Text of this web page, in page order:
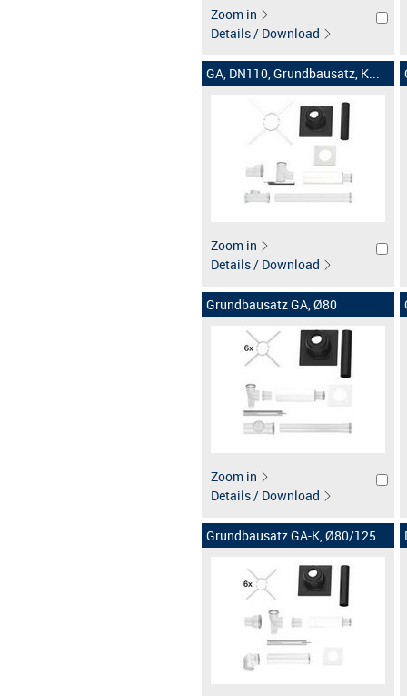
Zoom in
Details / Download
GA, DN110, Grundbausatz, K...
Zoom in
Details / Download
Grundbausatz GA, Ø80
Zoom in
Details / Download
Grundbausatz GA-K, Ø80/125...